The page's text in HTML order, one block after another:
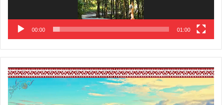
00:00 01:00
Video
Player